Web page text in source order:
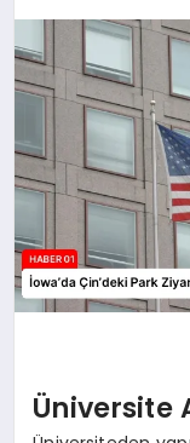
Üniversite